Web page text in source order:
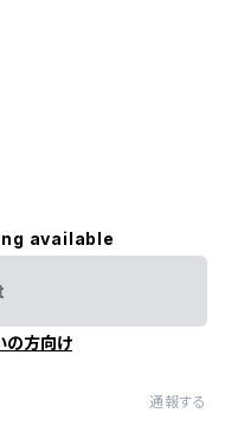
available
の方向け
通報する